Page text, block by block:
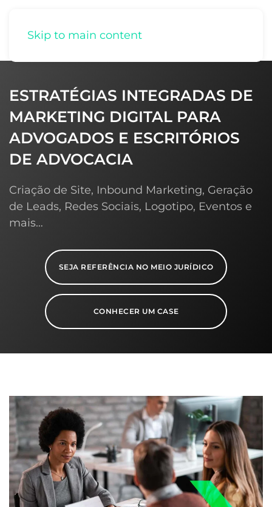
Skip to main content
ESTRATÉGIAS INTEGRADAS DE
MARKETING DIGITAL PARA
ADVOGADOS E ESCRITÓRIOS
DE ADVOCACIA
Criação de Site, Inbound Marketing, Geração
de Leads, Redes Sociais, Logotipo, Eventos e
mais…
SEJA REFERÊNCIA NO MEIO JURÍDICO
CONHECER UM CASE